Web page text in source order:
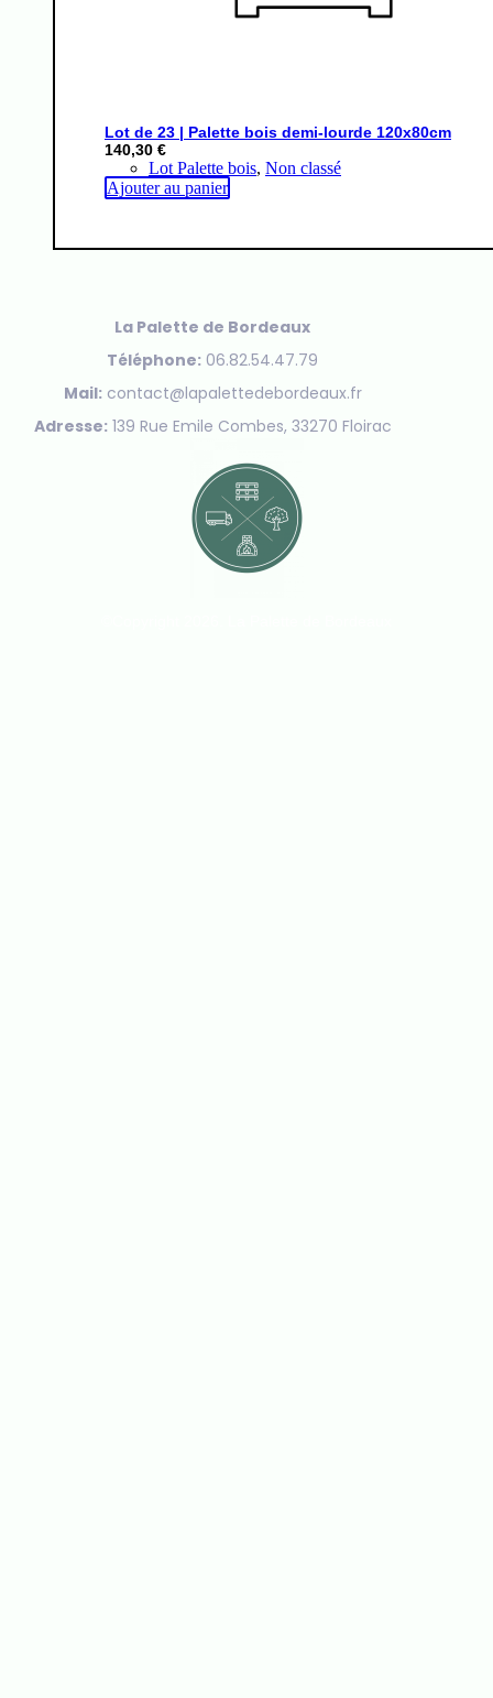
Lot de 23 | Palette bois demi-lourde 120x80cm
140,30 €
Lot Palette bois, Non classé
Ajouter au panier
La Palette de Bordeaux
Téléphone: 06.82.54.47.79
Mail:contact@lapalettedebordeaux.fr
Adresse:139 Rue Emile Combes, 33270 Floirac